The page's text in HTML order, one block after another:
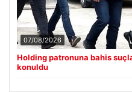
07/08/2026
Holding patronuna bahis
konuldu